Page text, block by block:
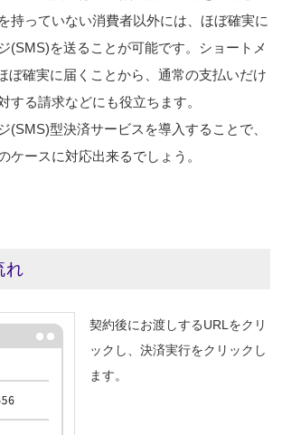
持っていない消費者以外には、ほぼ確実に
(SMS)を送ることが可能です。ショートメ
ぼ確実に届くことから、通常の支払いだけ
する請求などにも役立ちます。
(SMS)型決済サービスを導入することで、
ケースに対応出来るでしょう。
れ
契約後にお渡しするURLをクリ
ックし、決済実行をクリックし
ます。